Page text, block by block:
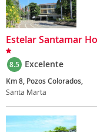
Estelar Santamar
8.5 Excelente
Km 8, Pozos Colorados,
Santa Marta